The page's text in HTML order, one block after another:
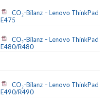
CO₂-Bilanz – Lenovo ThinkPad
E475
CO₂-Bilanz – Lenovo ThinkPad
E480/R480
CO₂-Bilanz – Lenovo ThinkPad
E490/R490